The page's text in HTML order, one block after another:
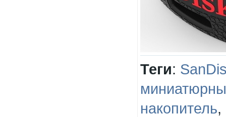
Теги:
накопитель,